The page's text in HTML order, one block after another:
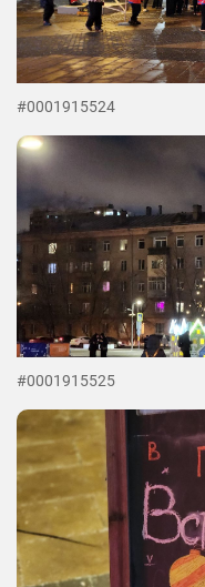
#0001915524
#0001915525